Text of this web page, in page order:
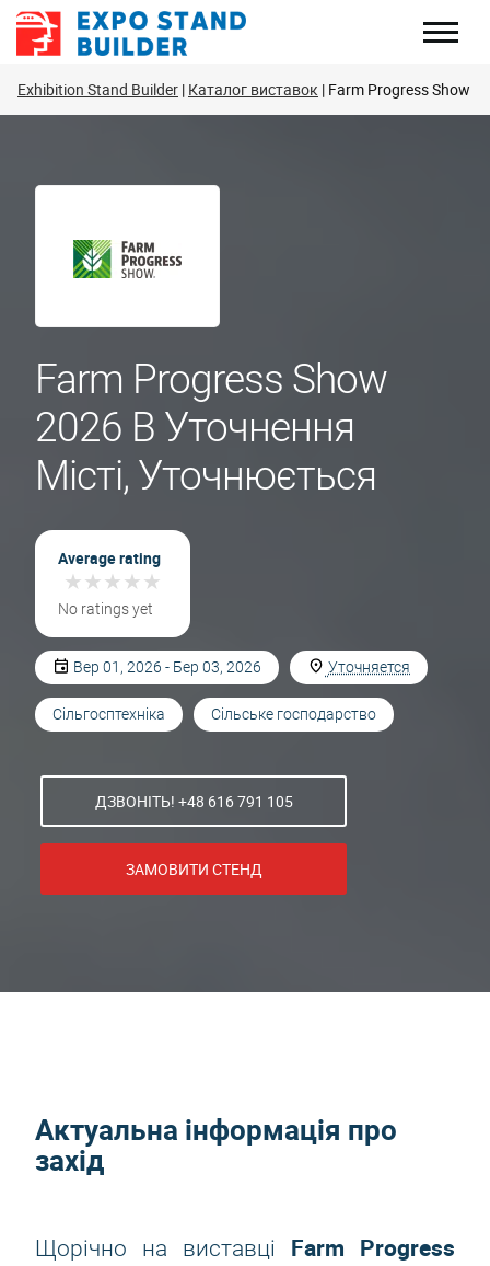
Перейти
Exhibition Stand Builder Каталог виставок Farm Progress Show
Farm Progress Show
2026 В Уточнення
Місті, Уточнюється
Average rating
★★★★★
★★★★★
No ratings yet
Вер 01, 2026 - Бер 03, 2026 Уточняется
Сільгосптехніка Сільське господарство
ДЗВОНІТЬ! +48 616 791 105
ЗАМОВИТИ СТЕНД
Актуальна інформація про
захід
Щорічно на виставці Farm Progress